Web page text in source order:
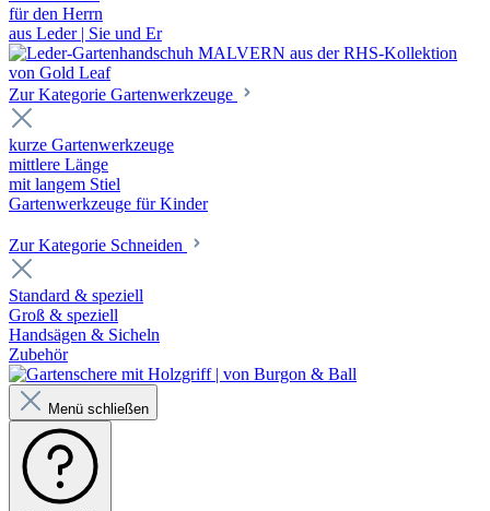
für den Herrn
aus Leder | Sie und Er
Zur Kategorie Gartenwerkzeuge
kurze Gartenwerkzeuge
mittlere Länge
mit langem Stiel
Gartenwerkzeuge für Kinder
Zur Kategorie Schneiden
Standard & speziell
Groß & speziell
Handsägen & Sicheln
Zubehör
Menü schließen